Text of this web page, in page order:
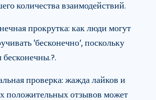
количества взаимодействий.
прокрутка: как люди могут
‘бесконечно’, поскольку
бесконечны.?.
проверка: жажда лайков и
положительных отзывов может